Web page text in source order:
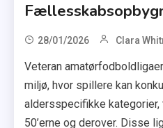
28/01/2026 Clara
Veteran
miljø, hvor spillere kan
aldersspecifikke
50’erne og derover. Disse